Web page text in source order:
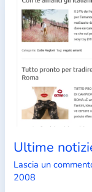
Ultime
Lascia un
2008